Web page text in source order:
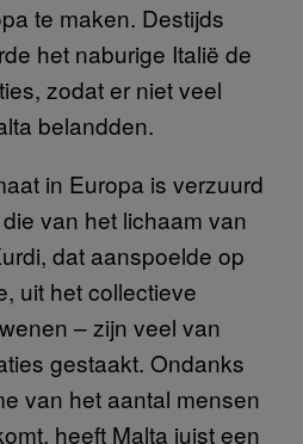
te maken. Destijds
het naburige Italië de
zodat er niet veel
belandden.
in Europa is verzuurd
van het lichaam van
dat aanspoelde op
uit het collectieve
– zijn veel van
gestaakt. Ondanks
van het aantal mensen
heeft Malta juist een